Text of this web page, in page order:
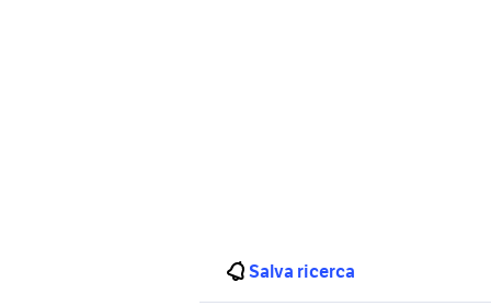
Salva ricerca